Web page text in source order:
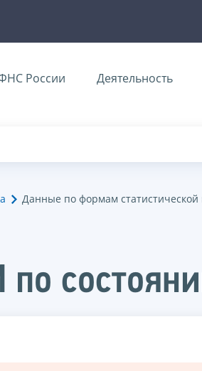
России Деятельность
Данные по формам статистической